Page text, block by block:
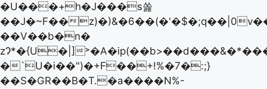
�U���+h�J���s쏧
��J�~F��
��V��b�n�
zɁ*�{U�|]
�`U�i��")�+F��+!%�7�:;}
��S�GR��B�T.�a����N%-